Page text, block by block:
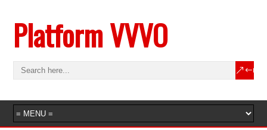
Platform VVVO